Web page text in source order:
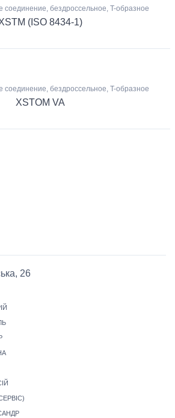
соединение, бездроссельное, T-образное
(ISO 8434-1)
соединение, бездроссельное, T-образное
XSTOM VA
26